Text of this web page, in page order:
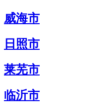
威海市
日照市
莱芜市
临沂市